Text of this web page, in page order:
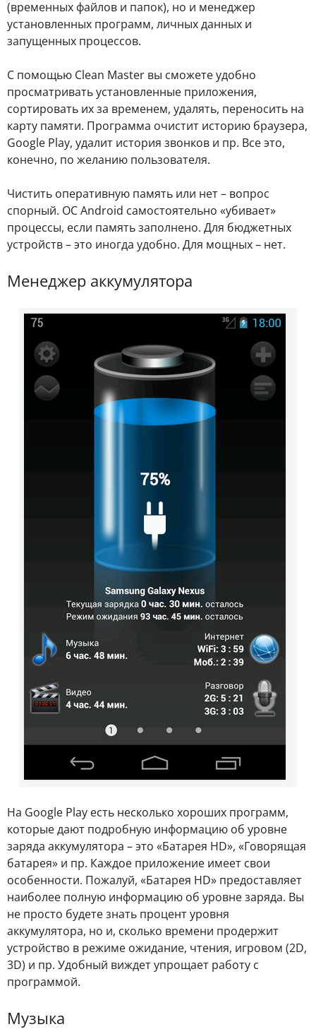
(временных файлов и папок), но и менеджер
установленных программ, личных данных и
запущенных процессов.
С помощью Clean Master вы сможете удобно
просматривать установленные приложения,
сортировать их за временем, удалять, переносить на
карту памяти. Программа очистит историю браузера,
Google Play, удалит история звонков и пр. Все это,
конечно, по желанию пользователя.
Чистить оперативную память или нет – вопрос
спорный. ОС Android самостоятельно «убивает»
процессы, если память заполнено. Для бюджетных
устройств – это иногда удобно. Для мощных – нет.
Менеджер аккумулятора
На Google Play есть несколько хороших программ,
которые дают подробную информацию об уровне
заряда аккумулятора – это «Батарея HD», «Говорящая
батарея» и пр. Каждое приложение имеет свои
особенности. Пожалуй, «Батарея HD» предоставляет
наиболее полную информацию об уровне заряда. Вы
не просто будете знать процент уровня
аккумулятора, но и, сколько времени продержит
устройство в режиме ожидание, чтения, игровом (2D,
3D) и пр. Удобный виждет упрощает работу с
программой.
Музыка